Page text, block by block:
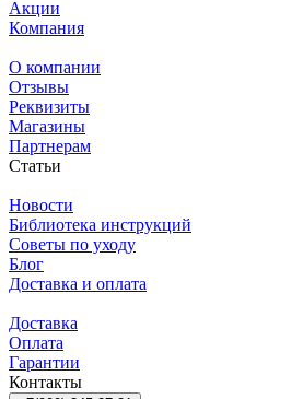
Акции
Компания
О компании
Отзывы
Реквизиты
Магазины
Партнерам
Статьи
Новости
Библиотека инструкций
Советы по уходу
Блог
Доставка и оплата
Доставка
Оплата
Гарантии
Контакты